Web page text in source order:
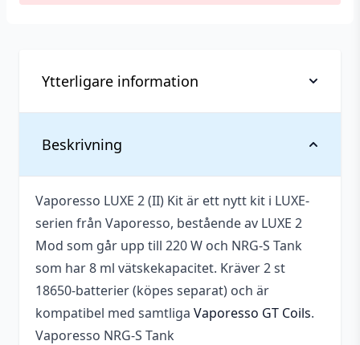
Beskrivning
Vaporesso LUXE 2 (II) Kit är ett nytt kit i LUXE-
serien från Vaporesso, bestående av LUXE 2
Mod som går upp till 220 W och NRG-S Tank
som har 8 ml vätskekapacitet. Kräver 2 st
18650-batterier (köpes separat) och är
kompatibel med samtliga Vaporesso GT Coils.
Vaporesso NRG-S Tank
Ytterligare information
Max diameter på
Vätskekapacitet
8 ml
Variabel watt
5 – 220 W
Utbytbara batterier
USB-anslutning
Micro-USB
Typ
Startkit (Reglerbar)